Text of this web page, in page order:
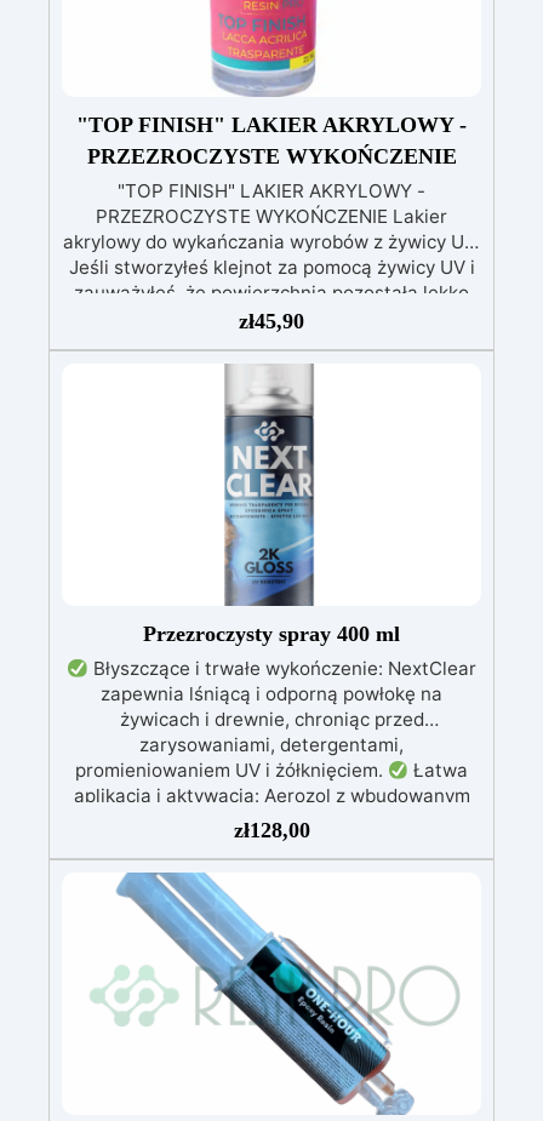
"TOP FINISH" LAKIER AKRYLOWY -
PRZEZROCZYSTE WYKOŃCZENIE
"TOP FINISH" LAKIER AKRYLOWY -
PRZEZROCZYSTE WYKOŃCZENIE Lakier
akrylowy do wykańczania wyrobów z żywicy UV.
Jeśli stworzyłeś klejnot za pomocą żywicy UV i
zauważyłeś, że powierzchnia pozostała lekko
lepka, istnieją dwa sposoby rozwiązania tego
problemu: 1) Użyj silniejszej lampy (36 W.) 2)
Wykończ, używając naszego “Top Finish” „Top
finish” to przezroczysty lakier akrylowy, który
wysycha w ciągu 15-20 minut (bez lampy UV),
pozostawiając powierzchnię lśniącą i
błyszczącą. „Top Finish” ma poręczny pędzelek
ułatwiający aplikację. Pomaluj swoje dzieło „Top
Finish” i pozostaw do wyschnięcia w
temperaturze pokojowej na 15-20 minut. I masz
to! Błyszczące i doskonałe przedmioty, super
szybko!
zł45,90
Przezroczysty spray 400 ml
Błyszczące i trwałe wykończenie: NextClear
zapewnia lśniącą i odporną powłokę na
żywicach i drewnie, chroniąc przed
zarysowaniami, detergentami,
promieniowaniem UV i żółknięciem.
Łatwa
aplikacja i aktywacja: Aerozol z wbudowanym
utwardzaczem, gotowy do użycia, idealny do
żywic bez pigmentów fosforescencyjnych i
drewna.
Szybkie schnięcie: Całkowicie
wysycha w 24 godziny, zapewniając wydajność
do 1 m² na jedną puszkę.
polerowanie: Po 3 dniach można wypolerować
powierzchnię papierem ściernym 2000-3000 i
EpoxyPolish, aby uzyskać idealny połysk.
Gwarancja jakości: Oznaczony jako QUALITY
EXTRA, testowany przez Resin Pro, co
zapewnia najwyższą jakość i trwałoś
zł128,00